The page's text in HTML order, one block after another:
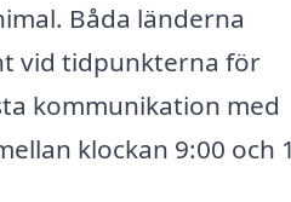
Båda länderna
vid tidpunkterna för
kommunikation med
klockan 9:00 och